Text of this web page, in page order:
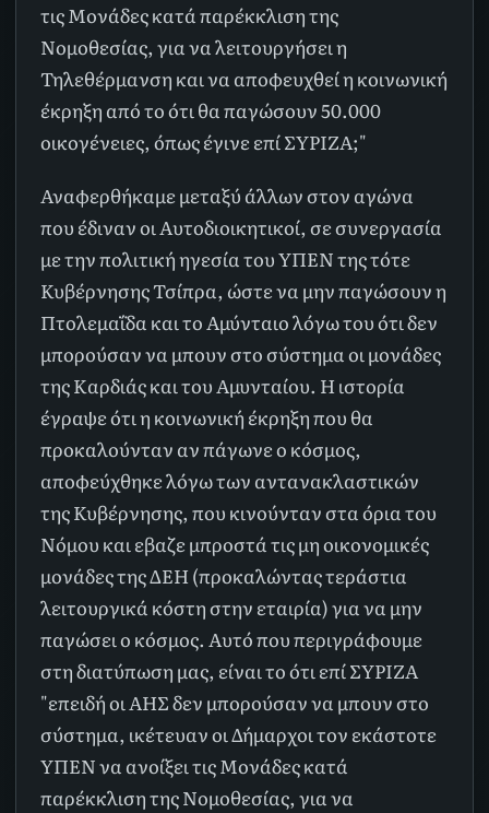
τις Μονάδες κατά παρέκκλιση της
Νομοθεσίας, για να λειτουργήσει η
Τηλεθέρμανση και να αποφευχθεί η κοινωνική
έκρηξη από το ότι θα παγώσουν 50.000
οικογένειες, όπως έγινε επί ΣΥΡΙΖΑ;"
Αναφερθήκαμε μεταξύ άλλων στον αγώνα
που έδιναν οι Αυτοδιοικητικοί, σε συνεργασία
με την πολιτική ηγεσία του ΥΠΕΝ της τότε
Κυβέρνησης Τσίπρα, ώστε να μην παγώσουν η
Πτολεμαΐδα και το Αμύνταιο λόγω του ότι δεν
μπορούσαν να μπουν στο σύστημα οι μονάδες
της Καρδιάς και του Αμυνταίου. Η ιστορία
έγραψε ότι η κοινωνική έκρηξη που θα
προκαλούνταν αν πάγωνε ο κόσμος,
αποφεύχθηκε λόγω των αντανακλαστικών
της Κυβέρνησης, που κινούνταν στα όρια του
Νόμου και εβαζε μπροστά τις μη οικονομικές
μονάδες της ΔΕΗ (προκαλώντας τεράστια
λειτουργικά κόστη στην εταιρία) για να μην
παγώσει ο κόσμος. Αυτό που περιγράφουμε
στη διατύπωση μας, είναι το ότι επί ΣΥΡΙΖΑ
"επειδή οι ΑΗΣ δεν μπορούσαν να μπουν στο
σύστημα, ικέτευαν οι Δήμαρχοι τον εκάστοτε
ΥΠΕΝ να ανοίξει τις Μονάδες κατά
παρέκκλιση της Νομοθεσίας, για να